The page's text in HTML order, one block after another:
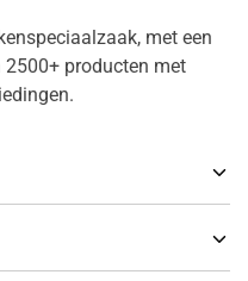
met een
producten met